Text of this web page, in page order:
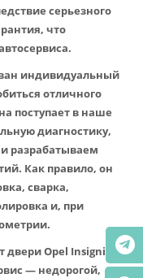
серьезного
что
индивидуальный
отличного
поступает в наше
диагностику,
разрабатываем
Как правило, он
сварка,
и, при
Opel Insignia
— недорогой,